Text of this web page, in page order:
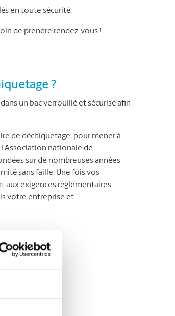
en toute sécurité.
de prendre rendez-vous !
?
un bac verrouillé et sécurisé afin
de déchiquetage, pour mener à
nationale de
sur de nombreuses années
sans faille. Une fois vos
aux exigences réglementaires.
votre entreprise et